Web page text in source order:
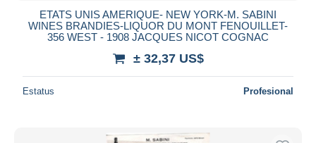
ETATS UNIS AMERIQUE- NEW YORK-M. SABINI
WINES BRANDIES-LIQUOR DU MONT FENOUILLET-
356 WEST - 1908 JACQUES NICOT COGNAC
± 32,37 US$
Estatus Profesional